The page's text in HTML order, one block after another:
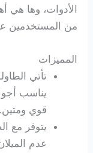
الأدوات، وها هي
من المستخدمين
المميزات
تأتي
يناسب
قوي ومتين.
عدم